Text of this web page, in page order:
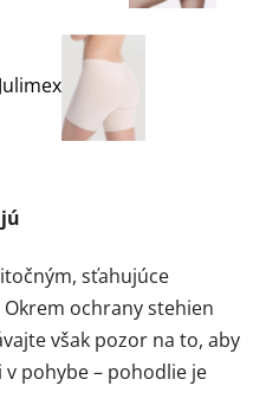
sťahujúce
ochrany stehien
však pozor na to, aby
pohybe – pohodlie je